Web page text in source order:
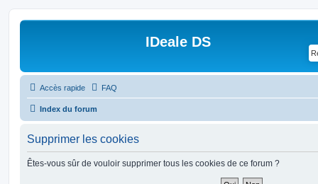
IDeale DS
Accès rapide FAQ
Index du forum
Supprimer les cookies
Êtes-vous sûr de vouloir supprimer tous les cookies de ce forum ?